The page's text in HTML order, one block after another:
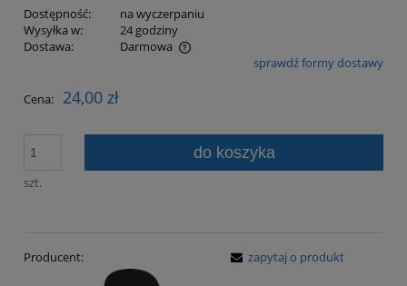
Dostępność:
na wyczerpaniu
Wysyłka w:
24 godziny
Dostawa:
Darmowa
Cena nie zawiera ewentualnych kosztów płatnościsprawdź formy dostawy
Cena: 24,00 zł
szt.
do koszyka
Producent: zapytaj o produkt